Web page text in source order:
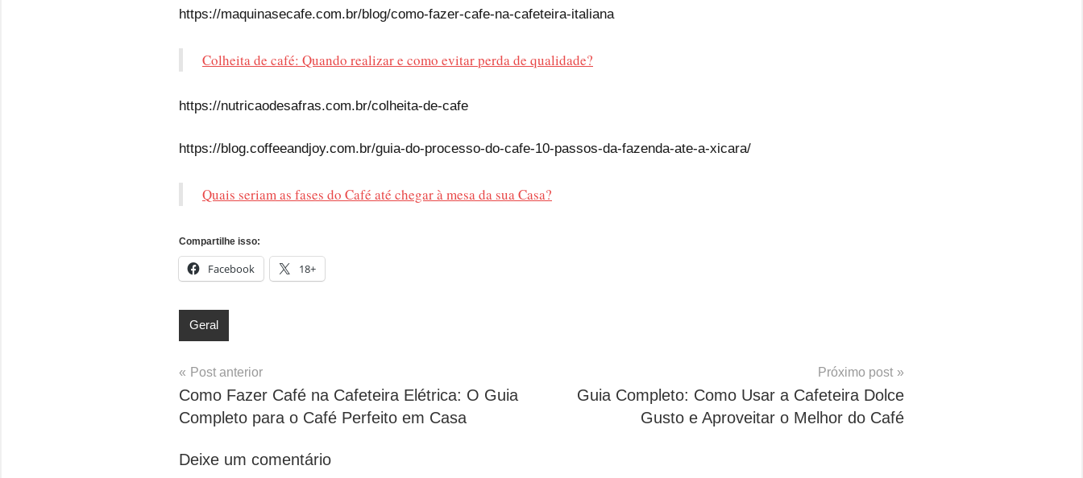
https://maquinasecafe.com.br/blog/como-fazer-cafe-na-cafeteira-italiana
Colheita de café: Quando realizar e como evitar perda de qualidade?
https://nutricaodesafras.com.br/colheita-de-cafe
https://blog.coffeeandjoy.com.br/guia-do-processo-do-cafe-10-passos-da-fazenda-ate-a-xicara/
Quais seriam as fases do Café até chegar à mesa da sua Casa?
Compartilhe isso:
Facebook 18+
Geral
Navegação
de
Post
Post anterior
Como Fazer Café na Cafeteira Elétrica: O Guia
Completo para o Café Perfeito em Casa
Próximo post
Guia Completo: Como Usar a Cafeteira Dolce
Gusto e Aproveitar o Melhor do Café
Deixe um comentário